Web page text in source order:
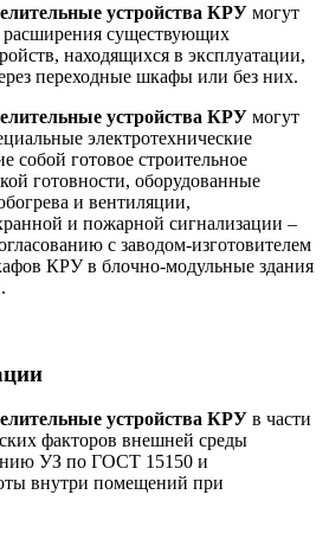
устройства КРУ могут
расширения существующих
находящихся в эксплуатации,
переходные шкафы или без них.
устройства КРУ могут
электротехнические
собой готовое строительное
готовности, оборудованные
и вентиляции,
и пожарной сигнализации –
с заводом-изготовителем
КРУ в блочно-модульные здания
устройства КРУ в части
факторов внешней среды
УЗ по ГОСТ 15150 и
внутри помещений при